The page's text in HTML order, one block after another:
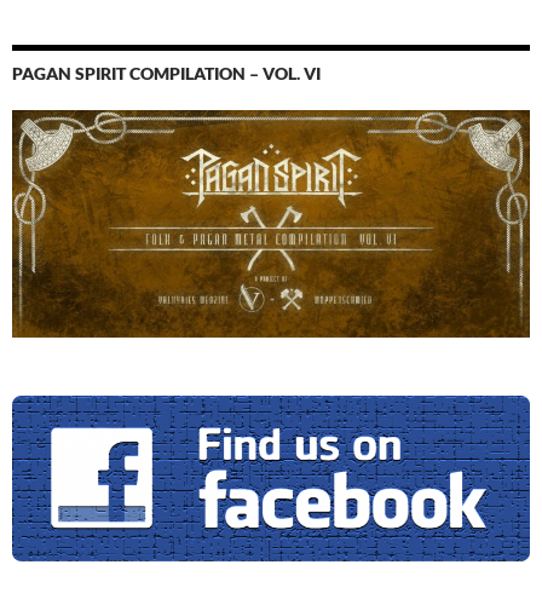
PAGAN SPIRIT COMPILATION – VOL. VI